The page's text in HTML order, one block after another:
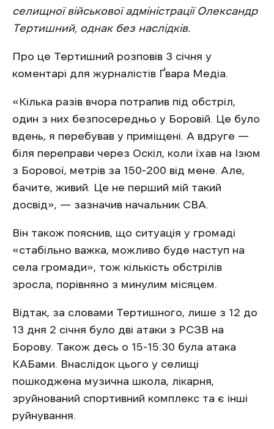
селищної військової адміністрації Олександр
Тертишний, однак без наслідків.
Про це Тертишний розповів 3 січня у
коментарі для журналістів Ґвара Медіа.
«Кілька разів вчора потрапив під обстріл,
один з них безпосередньо у Боровій. Це було
вдень, я перебував у приміщені. А вдруге —
біля переправи через Оскіл, коли їхав на Ізюм
з Борової, метрів за 150-200 від мене. Але,
бачите, живий. Це не перший мій такий
досвід», — зазначив начальник СВА.
Він також пояснив, що ситуація у громаді
«стабільно важка, можливо буде наступ на
села громади», тож кількість обстрілів
зросла, порівняно з минулим місяцем.
Відтак, за словами Тертишного, лише з 12 до
13 дня 2 січня було дві атаки з РСЗВ на
Борову. Також десь о 15-15:30 була атака
КАБами. Внаслідок цього у селищі
пошкоджена музична школа, лікарня,
зруйнований спортивний комплекс та є інші
руйнування.